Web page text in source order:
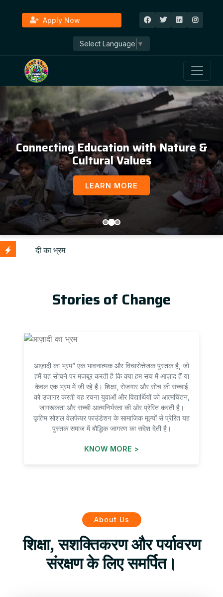
Apply Now
Select Language ▼
Connecting Education with Nature &
Cultural Values
LEARN MORE
Stories of Change
आज़ादी का भ्रम” एक भावनात्मक और विचारोत्तेजक पुस्तक है, जो
हमें यह सोचने पर मजबूर करती है कि क्या हम सच में आज़ाद हैं या
केवल एक भ्रम में जी रहे हैं। शिक्षा, रोजगार और सोच की सच्चाई
को उजागर करती यह रचना युवाओं और विद्यार्थियों को आत्मचिंतन,
जागरूकता और सच्ची आत्मनिर्भरता की ओर प्रेरित करती है।
कृतिम सोशल वेलफेयर फाउंडेशन के सामाजिक मूल्यों से प्रेरित यह
पुस्तक समाज में बौद्धिक जागरण का संदेश देती है।
KNOW MORE >
About Us
शिक्षा, सशक्तिकरण और पर्यावरण
संरक्षण के लिए समर्पित।